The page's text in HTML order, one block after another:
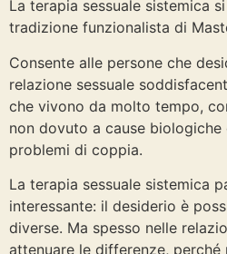
La terapia sessuale sistemica
tradizione funzionalista di
Consente alle persone che
relazione sessuale
che vivono da molto tempo,
non dovuto a cause biologiche
problemi di coppia.
La terapia sessuale sistemica
interessante: il desiderio è
diverse. Ma spesso nelle
attenuare le differenze, perché